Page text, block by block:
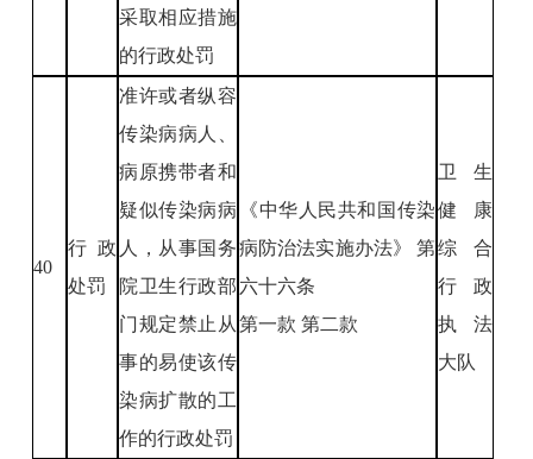
采取相应措施
的行政处罚
40
行政
处罚
准许或者纵容
传染病病人、
病原携带者和
疑似传染病病
人，从事国务
院卫生行政部
门规定禁止从
事的易使该传
染病扩散的工
作的行政处罚
《中华人民共和国传染
病防治法实施办法》 第
六十六条
第一款 第二款
卫生
健康
综合
行政
执法
大队